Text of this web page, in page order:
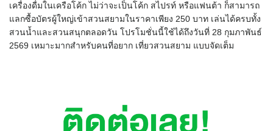
เครื่องดื่มในเครือโค้ก ไม่ว่าจะเป็นโค้ก สไปรท์ หรือแฟนต้า ก็สามารถ
แลกซื้อบัตรผู้ใหญ่เข้าสวนสยามในราคาเพียง 250 บาท เล่นได้ครบทั้ง
สวนน้ำและสวนสนุกตลอดวัน โปรโมชั่นนี้ใช้ได้ถึงวันที่ 28 กุมภาพันธ์
2569 เหมาะมากสำหรับคนที่อยาก เที่ยวสวนสยาม แบบจัดเต็ม